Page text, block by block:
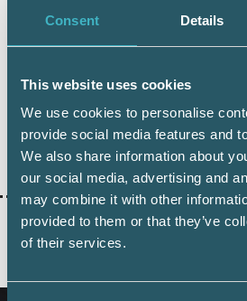
Consent Details
This website uses cookies
We use cookies to personalise
provide social media features and
We also share information about
our social media, advertising and
may combine it with other
provided to them or that they’ve
of their services.
Dela: